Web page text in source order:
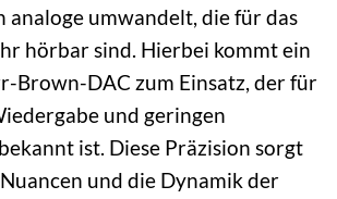
analoge umwandelt, die für das
hörbar sind. Hierbei kommt ein
Brown-DAC zum Einsatz, der für
und geringen
ist. Diese Präzision sorgt
und die Dynamik der